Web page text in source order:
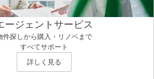
ージェントサービス
件探しから購入・リノベまで
すべてサポート
詳しく見る